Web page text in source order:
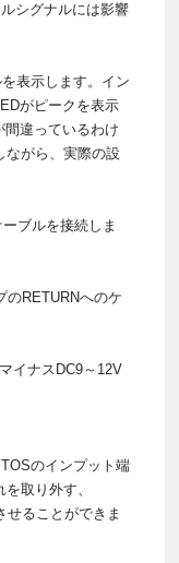
シグナルには影響
表示します。イン
がピークを表示
間違っているわけ
ながら、実際の設
ブルを接続しま
のRETURNへのケ
イナスDC9～12V
のインプット端
取り外す、
せることができま